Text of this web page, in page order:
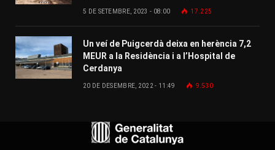
5 DE SETEMBRE, 2023 - 08:00 17.225
Un veí de Puigcerdà deixa en herència 7,2
MEUR a la Residència i a l’Hospital de
Cerdanya
20 DE DESEMBRE, 2022 - 11:49 9.530